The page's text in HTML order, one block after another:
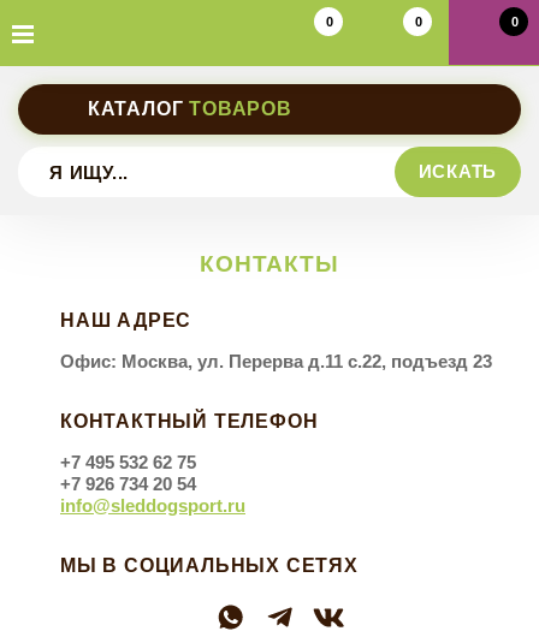
0 0 0
КАТАЛОГТОВАРОВ
Шлейки ездовые
Ошейники на фастексе
Ошейники на пряжке
Ошейники обычные
Ошейники-полуудавки
Пояса
Потяги
Велоудочки
ИСКАТЬ
КОНТАКТЫ
НАШ АДРЕС
Офис: Москва, ул. Перерва д.11 с.22, подъезд 23
КОНТАКТНЫЙ ТЕЛЕФОН
+7 495 532 62 75
+7 926 734 20 54
info@sleddogsport.ru
МЫ В СОЦИАЛЬНЫХ СЕТЯХ